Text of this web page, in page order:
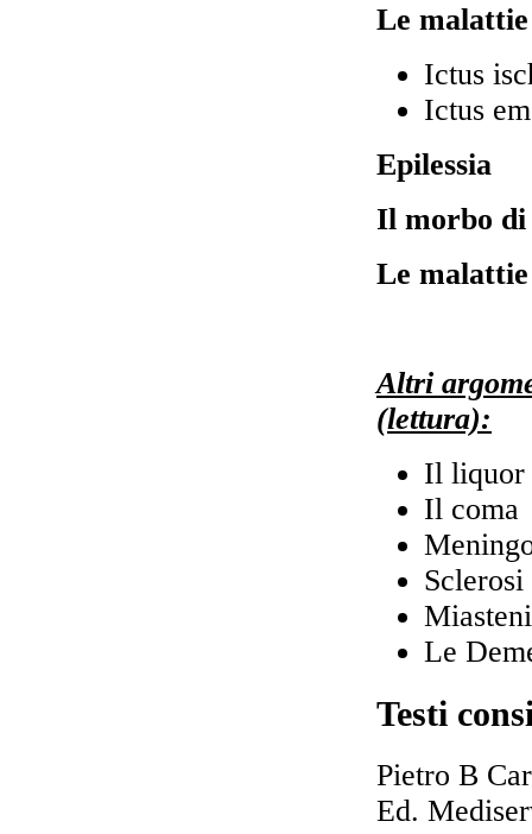
Le
Ictus
Ictus
Epilessia
Il morbo di
Le
Altri
(lettura):
Il liquor
Il coma
Le
Testi
Pietro B
Ed.